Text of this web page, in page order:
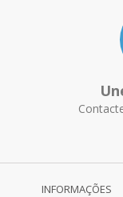
INFORMAÇÕES